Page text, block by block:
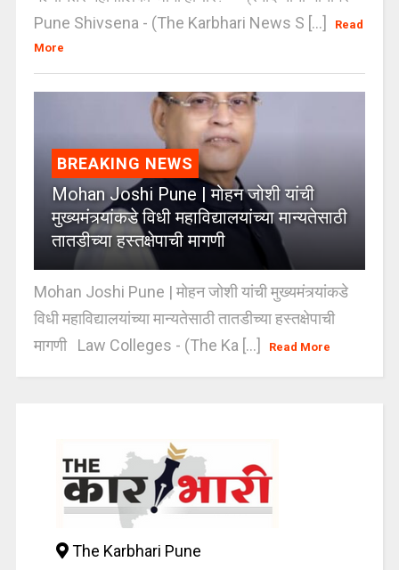
Pune Shivsena - (The Karbhari News S [...]
Read
More
BREAKING NEWS
Mohan Joshi Pune | मोहन जोशी यांची
मुख्यमंत्र्यांकडे विधी महाविद्यालयांच्या मान्यतेसाठी
तातडीच्या हस्तक्षेपाची मागणी
Mohan Joshi Pune | मोहन जोशी यांची मुख्यमंत्र्यांकडे
विधी महाविद्यालयांच्या मान्यतेसाठी तातडीच्या हस्तक्षेपाची
मागणी Law Colleges - (The Ka [...]
Read More
The Karbhari Pune